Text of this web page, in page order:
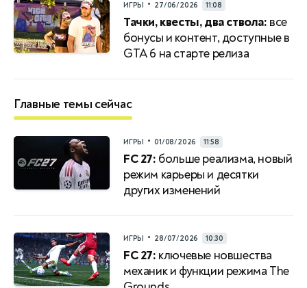
ИГРЫ • 27/06/2026 11:08
Тачки, квесты, два ствола: все
бонусы и контент, доступные в
GTA 6 на старте релиза
Главные темы сейчас
ИГРЫ • 01/08/2026 11:58
FC 27: больше реализма, новый
режим карьеры и десятки
других изменений
ИГРЫ • 28/07/2026 10:30
FC 27: ключевые новшества
механик и функции режима The